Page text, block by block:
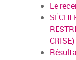
Le
CRISE)